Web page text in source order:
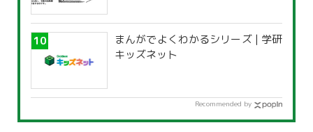
まんがでよくわかるシリーズ | 学研
キッズネット
Recommended by